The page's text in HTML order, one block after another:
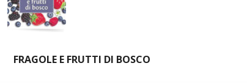
FRAGOLE E FRUTTI DI BOSCO